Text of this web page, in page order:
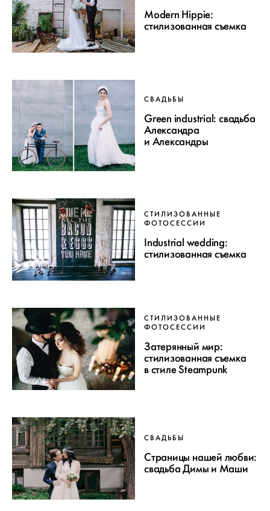
Modern Hippie:
стилизованная съемка
СВАДЬБЫ
Green industrial: свадьба
Александра
и Александры
СТИЛИЗОВАННЫЕ
ФОТОСЕССИИ
Industrial wedding:
стилизованная съемка
СТИЛИЗОВАННЫЕ
ФОТОСЕССИИ
Затерянный мир:
стилизованная съемка
в стиле Steampunk
СВАДЬБЫ
Страницы нашей любви:
свадьба Димы и Маши